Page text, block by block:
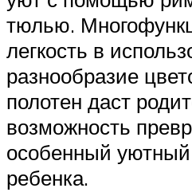
тюлью.
легкость в
разнообразие
полотен даст
возможность
особенный уютный
ребенка.